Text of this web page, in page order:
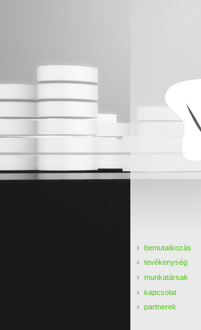
bemutatkozás
tevékenység
munkatársak
kapcsolat
partnerek